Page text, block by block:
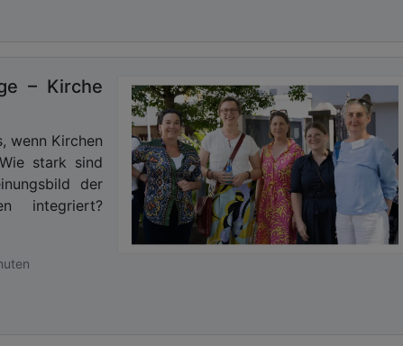
– Kirche
wenn Kirchen
stark sind
der
integriert?